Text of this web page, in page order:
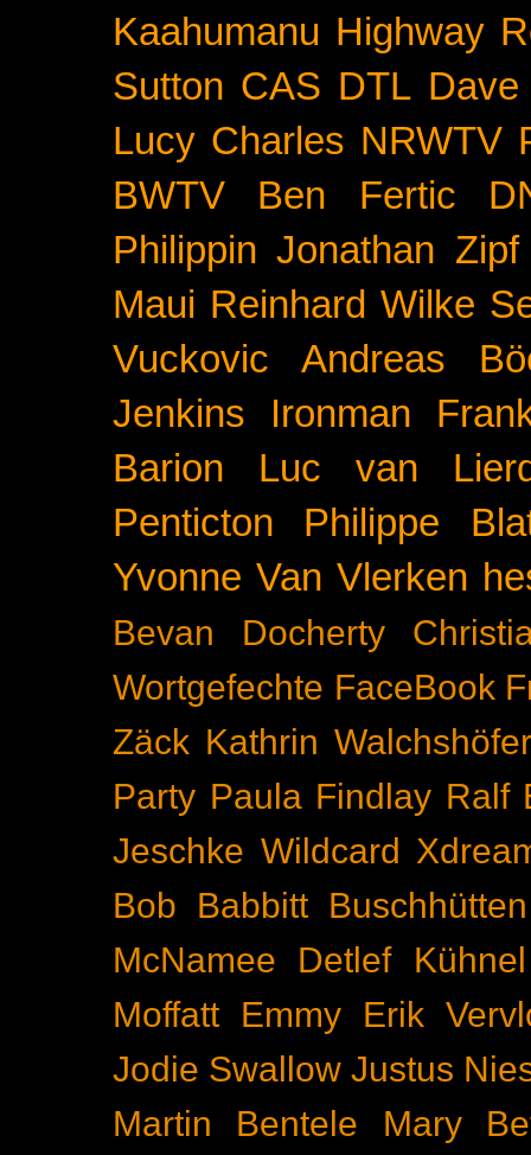
Kaahumanu Highway
Sutton CAS DTL
Lucy Charles NRWTV
BWTV
Ben Fertic
Philippin Jonathan Zipf
Maui Reinhard Wilke
Vuckovic
Andreas
Jenkins
Ironman
Barion
Luc van
Penticton
Philippe
Yvonne Van Vlerken
Bevan Docherty
Wortgefechte FaceBook
Zäck Kathrin Walchshöfer
Party Paula Findlay Ralf
Jeschke Wildcard
Bob Babbitt Buschhütten
McNamee
Detlef Kühnel
Moffatt
Emmy
Erik
Jodie Swallow Justus
Martin Bentele
Mary